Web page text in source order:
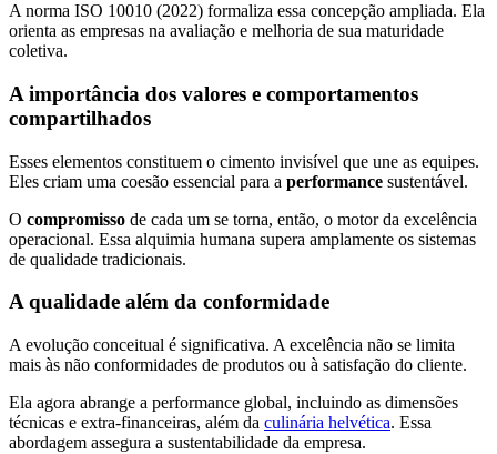
A norma ISO 10010 (2022) formaliza essa concepção ampliada. Ela
orienta as empresas na avaliação e melhoria de sua maturidade
coletiva.
A importância dos valores e comportamentos
compartilhados
Esses elementos constituem o cimento invisível que une as equipes.
Eles criam uma coesão essencial para a performance sustentável.
O compromisso de cada um se torna, então, o motor da excelência
operacional. Essa alquimia humana supera amplamente os sistemas
de qualidade tradicionais.
A qualidade além da conformidade
A evolução conceitual é significativa. A excelência não se limita
mais às não conformidades de produtos ou à satisfação do cliente.
Ela agora abrange a performance global, incluindo as dimensões
técnicas e extra-financeiras, além da culinária helvética. Essa
abordagem assegura a sustentabilidade da empresa.